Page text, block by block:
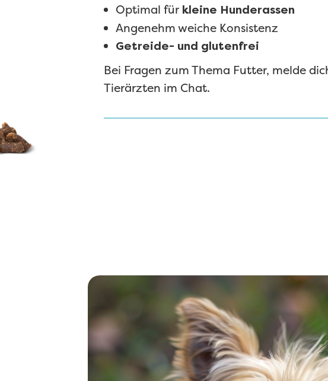
Optimal für kleine Hunderassen
Angenehm weiche Konsistenz
Getreide- und glutenfrei
Bei Fragen zum Thema Futter, melde
Tierärzten im Chat.